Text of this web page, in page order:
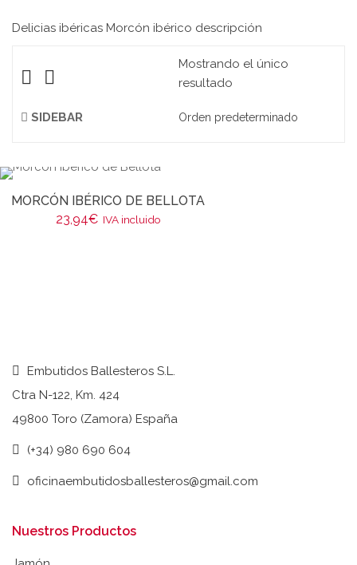
Delicias ibéricas Morcón ibérico descripción
Mostrando el único
resultado
SIDEBAR
MORCÓN IBÉRICO DE BELLOTA
23,94€ IVA incluido
Embutidos Ballesteros S.L.
Ctra N-122, Km. 424
49800 Toro (Zamora) España
(+34) 980 690 604
oficinaembutidosballesteros@gmail.com
Nuestros Productos